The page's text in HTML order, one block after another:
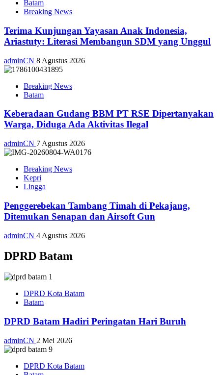
Batam
Breaking News
Terima Kunjungan Yayasan Anak Indonesia,
Ariastuty: Literasi Membangun SDM yang Unggul
adminCN 8 Agustus 2026
Breaking News
Batam
Keberadaan Gudang BBM PT RSE Dipertanyakan
Warga, Diduga Ada Aktivitas Ilegal
adminCN 7 Agustus 2026
Breaking News
Kepri
Lingga
Penggerebekan Tambang Timah di Pekajang,
Ditemukan Senapan dan Airsoft Gun
adminCN 4 Agustus 2026
DPRD Batam
DPRD Kota Batam
Batam
DPRD Batam Hadiri Peringatan Hari Buruh
adminCN 2 Mei 2026
DPRD Kota Batam